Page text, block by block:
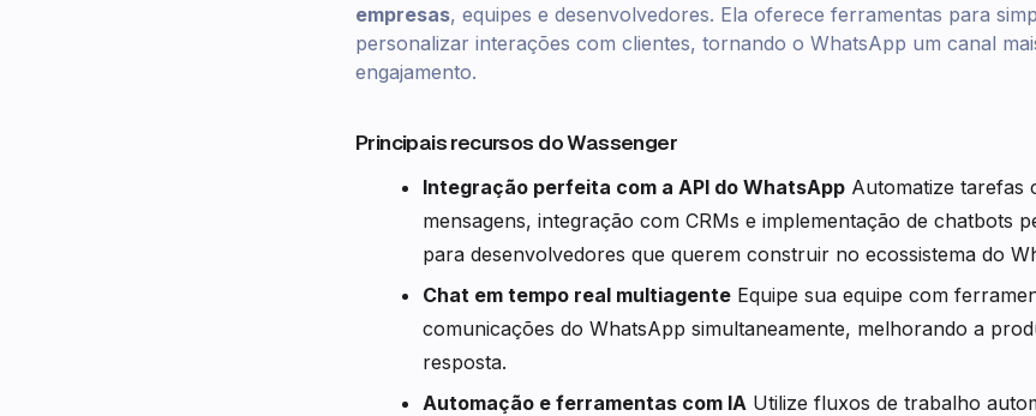
empresas, equipes e desenvolvedores. Ela oferece ferramentas para
personalizar interações com clientes, tornando o WhatsApp um canal
engajamento.
Principais recursos do Wassenger
Integração perfeita com a API do WhatsApp Automatize tarefas
mensagens, integração com CRMs e implementação de chatbots
para desenvolvedores que querem construir no ecossistema do
Chat em tempo real multiagente Equipe sua equipe com
comunicações do WhatsApp simultaneamente, melhorando a
resposta.
Automação e ferramentas com IA Utilize fluxos de trabalho